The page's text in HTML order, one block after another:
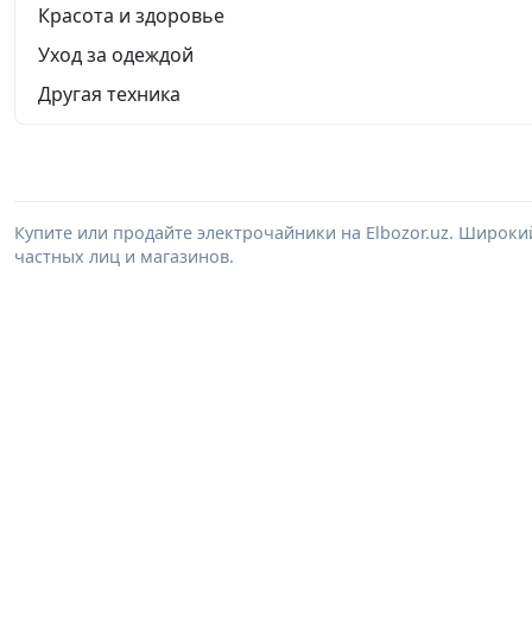
Красота и здоровье
Уход за одеждой
Другая техника
Купите или продайте электрочайники на Elbozor.uz.
частных лиц и магазинов.